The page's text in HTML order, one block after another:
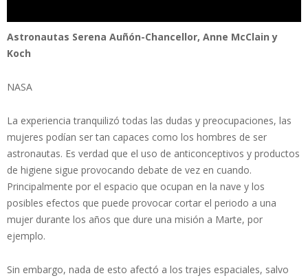
Astronautas Serena Auñón-Chancellor, Anne McClain y
Koch
NASA
La experiencia tranquilizó todas las dudas y preocupaciones, las
mujeres podían ser tan capaces como los hombres de ser
astronautas. Es verdad que el uso de anticonceptivos y productos
de higiene sigue provocando debate de vez en cuando.
Principalmente por el espacio que ocupan en la nave y los
posibles efectos que puede provocar cortar el periodo a una
mujer durante los años que dure una misión a Marte, por
ejemplo.
Sin embargo, nada de esto afectó a los trajes espaciales, salvo